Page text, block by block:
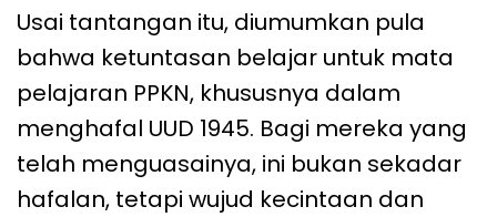
Usai tantangan itu, diumumkan pula
bahwa ketuntasan belajar untuk mata
pelajaran PPKN, khususnya dalam
menghafal UUD 1945. Bagi mereka yang
telah menguasainya, ini bukan sekadar
hafalan, tetapi wujud kecintaan dan